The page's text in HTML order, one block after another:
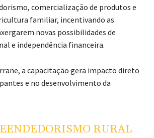
comercialização de produtos e
familiar, incentivando as
novas possibilidades de
e independência financeira.
, a capacitação gera impacto direto
e no desenvolvimento da
RURAL